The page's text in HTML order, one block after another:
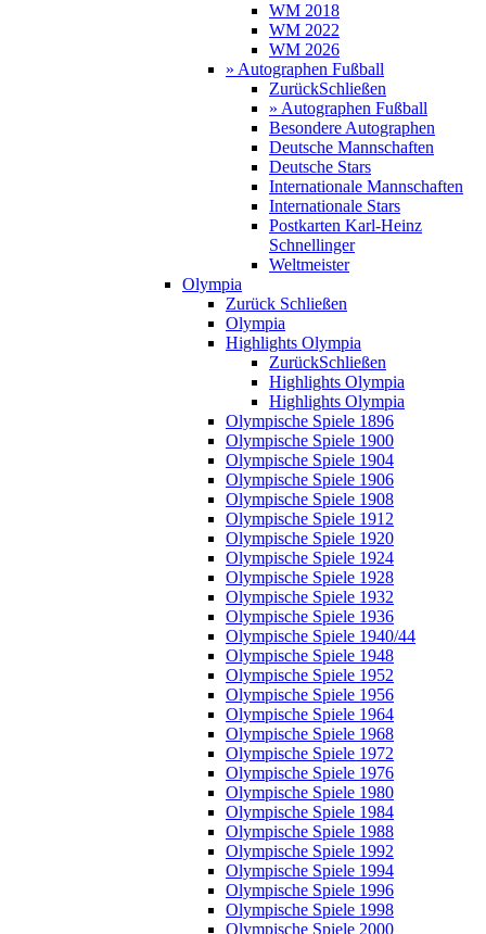
WM 2018
WM 2022
WM 2026
» Autographen Fußball
ZurückSchließen
» Autographen Fußball
Besondere Autographen
Deutsche Mannschaften
Deutsche Stars
Internationale Mannschaften
Internationale Stars
Postkarten Karl-Heinz
Schnellinger
Weltmeister
Olympia
Zurück Schließen
Olympia
Highlights Olympia
ZurückSchließen
Highlights Olympia
Highlights Olympia
Olympische Spiele 1896
Olympische Spiele 1900
Olympische Spiele 1904
Olympische Spiele 1906
Olympische Spiele 1908
Olympische Spiele 1912
Olympische Spiele 1920
Olympische Spiele 1924
Olympische Spiele 1928
Olympische Spiele 1932
Olympische Spiele 1936
Olympische Spiele 1940/44
Olympische Spiele 1948
Olympische Spiele 1952
Olympische Spiele 1956
Olympische Spiele 1964
Olympische Spiele 1968
Olympische Spiele 1972
Olympische Spiele 1976
Olympische Spiele 1980
Olympische Spiele 1984
Olympische Spiele 1988
Olympische Spiele 1992
Olympische Spiele 1994
Olympische Spiele 1996
Olympische Spiele 1998
Olympische Spiele 2000